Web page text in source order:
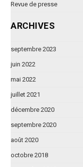
Revue de presse
ARCHIVES
septembre 2023
juin 2022
mai 2022
juillet 2021
décembre 2020
septembre 2020
août 2020
octobre 2018